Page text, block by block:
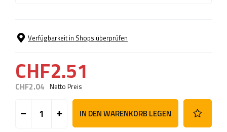
Verfügbarkeit in Shops überprüfen
CHF2.51
CHF2.04 Netto Preis
IN DEN WARENKORB LEGEN